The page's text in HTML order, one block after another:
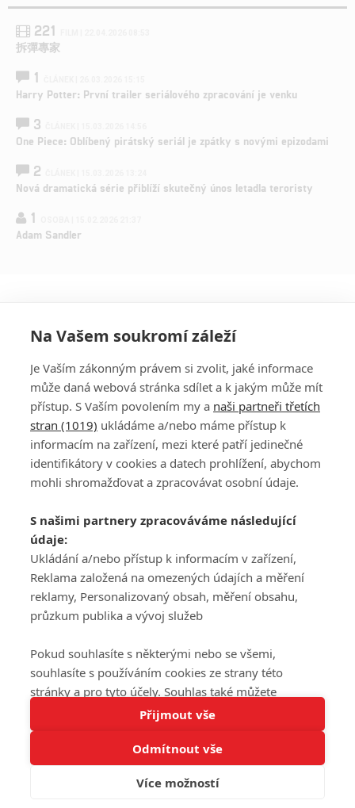
Tato stránka používá soubory cookies.
Rozumím
221
拆彈專家
1
Harry Potter: První trailer seriálového zpracování je venku
3
One Piece: Oblíbený pirátský seriál je zpátky s novými epizodami
2
Nová dramatická série přiblíží skutečný únos letadla teroristy
1
Adam Sandler
PŘIHLÁSIT
REGISTROVAT
DISKUZE
Šéfredaktorkou webu jePetr Slavík, e-mailserialy@fandimefilmu.cz
Máte-li zájem o inzerci na našem webu napište nám na e-mail
studio@koncal.com
Ochrana osobních údajů|Zásady používání cookies |Pravidla webu
Upravit nastavení soukromí
© 2016 – 2026 FandimeSerialum.cz / All rights reserved /
Koncal studio s.r.o., IČO: 03604071, Lýskova 2073/57, Stodůlky, 155
Na Vašem soukromí záleží
Je Vaším zákonným právem si zvolit, jaké informace
může daná webová stránka sdílet a k jakým může mít
přístup. S Vaším povolením my a naši partneři třetích
stran (1019) ukládáme a/nebo máme přístup k
informacím na zařízení, mezi které patří jedinečné
identifikátory v cookies a datech prohlížení, abychom
mohli shromažďovat a zpracovávat osobní údaje.
S našimi partnery zpracováváme následující
údaje:
Ukládání a/nebo přístup k informacím v zařízení,
Reklama založená na omezených údajích a měření
reklamy, Personalizovaný obsah, měření obsahu,
průzkum publika a vývoj služeb
Pokud souhlasíte s některými nebo se všemi,
souhlasíte s používáním cookies ze strany této
stránky a pro tyto účely. Souhlas také můžete
odmítnout, ale v takovém případě vám na stránce
nebudou k dispozici některé personalizované funkce.
Vaše volby souhlasu se budou vztahovat pouze na
tuto webovou stránku. Vaše nastavení a odvolání
souhlasu můžete kdykoli změnit na stránce s
Přijmout vše
Odmítnout vše
Více možností